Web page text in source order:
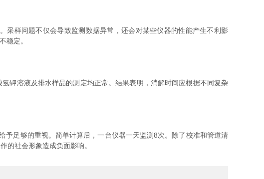
样问题不仅会导致监测数据异常，还会对某些仪器的性能产生不利影
稳定。
溶液及排水样品的测定均正常。结果表明，消解时间应根据不同复杂
足够的重视。简单计算后，一台仪器一天监测8次。除了校准和管道清
的社会形象造成负面影响。